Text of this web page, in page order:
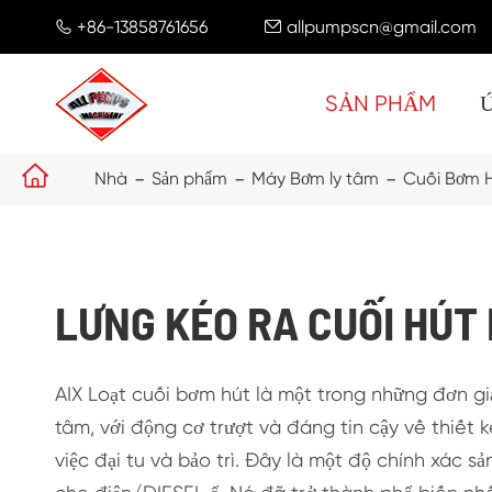
 +86-13858761656  allpumpscn@gmail.com
SẢN PHẨM
 Nhà Sản phẩm Máy Bơm ly tâm Cuối Bơm
LƯNG KÉO RA CUỐI HÚT
AIX Loạt cuối bơm hút là một trong những đơn
tâm, với động cơ trượt và đáng tin cậy về thiết
việc đại tu và bảo trì. Đây là một độ chính xác